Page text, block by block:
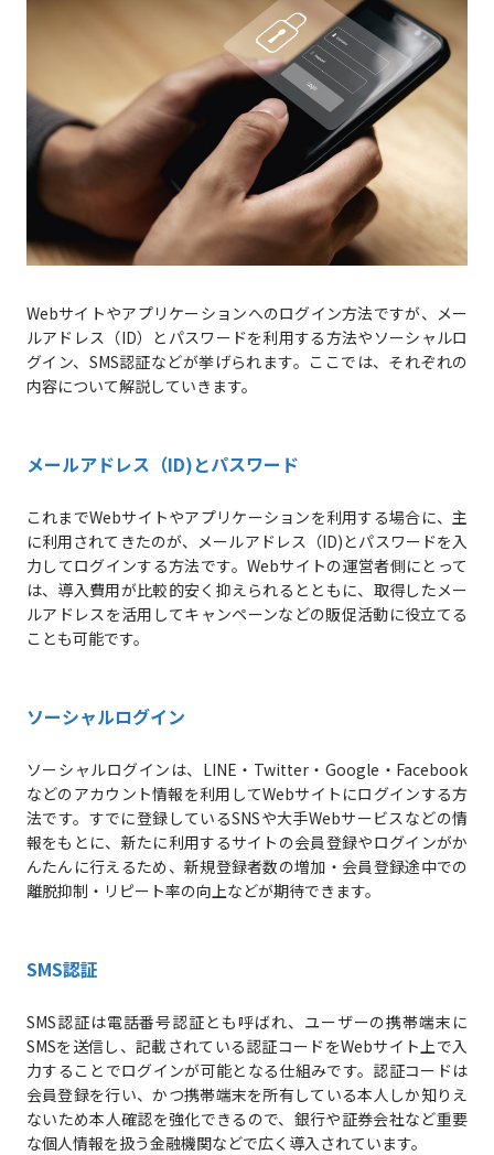
Webサイトやアプリケーションへのログイン方法ですが、メー
ルアドレス（ID）とパスワードを利用する方法やソーシャルロ
グイン、SMS認証などが挙げられます。ここでは、それぞれの
内容について解説していきます。
メールアドレス（ID)とパスワード
これまでWebサイトやアプリケーションを利用する場合に、主
に利用されてきたのが、メールアドレス（ID)とパスワードを入
力してログインする方法です。Webサイトの運営者側にとって
は、導入費用が比較的安く抑えられるとともに、取得したメー
ルアドレスを活用してキャンペーンなどの販促活動に役立てる
ことも可能です。
ソーシャルログイン
ソーシャルログインは、LINE・Twitter・Google・Facebook
などのアカウント情報を利用してWebサイトにログインする方
法です。すでに登録しているSNSや大手Webサービスなどの情
報をもとに、新たに利用するサイトの会員登録やログインがか
んたんに行えるため、新規登録者数の増加・会員登録途中での
離脱抑制・リピート率の向上などが期待できます。
SMS認証
SMS認証は電話番号認証とも呼ばれ、ユーザーの携帯端末に
SMSを送信し、記載されている認証コードをWebサイト上で入
力することでログインが可能となる仕組みです。認証コードは
会員登録を行い、かつ携帯端末を所有している本人しか知りえ
ないため本人確認を強化できるので、銀行や証券会社など重要
な個人情報を扱う金融機関などで広く導入されています。